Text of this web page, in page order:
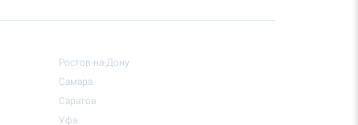
Ростов-на-Дону
Самара
Саратов
Уфа